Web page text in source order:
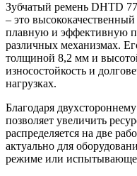
Зубчатый ремень DHTD
– это
плавную и эффективную
различных механизмах.
толщиной 8,2 мм и
износостойкость и
нагрузках.
Благодаря
позволяет увеличить
распределяется на две
актуально для
режиме или